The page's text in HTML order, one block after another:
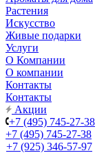
Растения
Искусство
Живые подарки
Услуги
О Компании
О компании
Контакты
Контакты
Акции
+7 (495) 745-27-38
+7 (495) 745-27-38
+7 (925) 346-57-97